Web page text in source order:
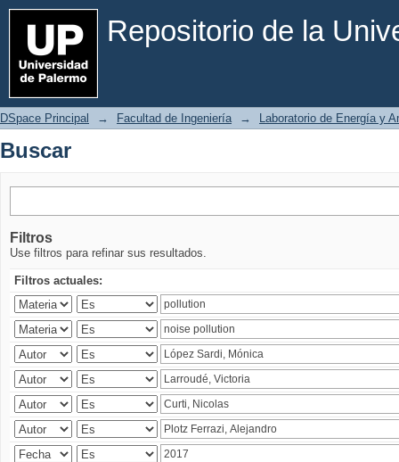
Repositorio de la
Buscar
DSpace Principal → Facultad de Ingeniería → Laboratorio de Energía y
Buscar
Filtros
Use filtros para refinar sus resultados.
Filtros actuales: